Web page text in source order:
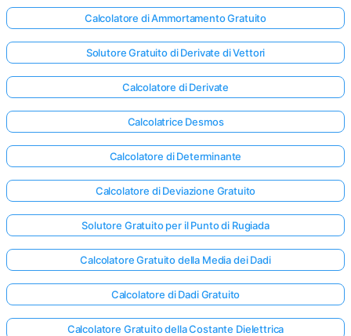
Accedi
qui!
Calcolatore di Ammortamento Gratuito
Solutore Gratuito di Derivate di Vettori
Calcolatore di Derivate
Calcolatrice Desmos
Calcolatore di Determinante
Calcolatore di Deviazione Gratuito
Solutore Gratuito per il Punto di Rugiada
Calcolatore Gratuito della Media dei Dadi
Calcolatore di Dadi Gratuito
Calcolatore Gratuito della Costante Dielettrica